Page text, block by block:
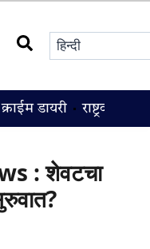
क्राईम डायरी राष्ट्रवादी
: शेवटचा